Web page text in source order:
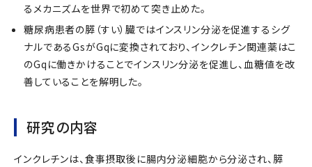
るメカニズムを世界で初めて突き止めた。
糖尿病患者の膵（すい）臓ではインスリン分泌を促進するシグ
ナルであるGsがGqに変換されており、インクレチン関連薬はこ
のGqに働きかけることでインスリン分泌を促進し、血糖値を改
善していることを解明した。
研究の内容
インクレチンは、食事摂取後に腸内分泌細胞から分泌され、膵